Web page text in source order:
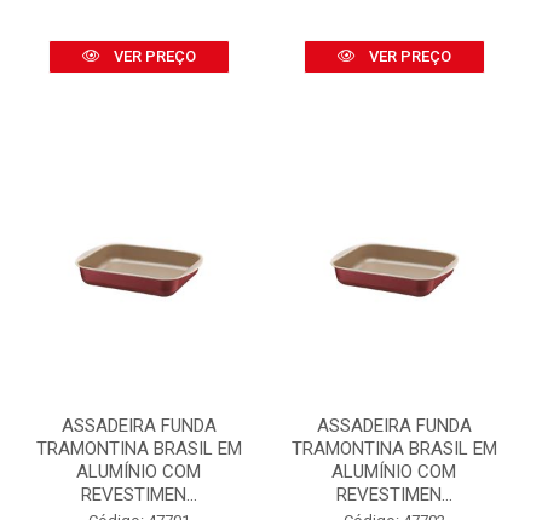
VER PREÇO VER PREÇO
ASSADEIRA FUNDA
TRAMONTINA BRASIL EM
ALUMÍNIO COM
REVESTIMEN...
ASSADEIRA FUNDA
TRAMONTINA BRASIL EM
ALUMÍNIO COM
REVESTIMEN...